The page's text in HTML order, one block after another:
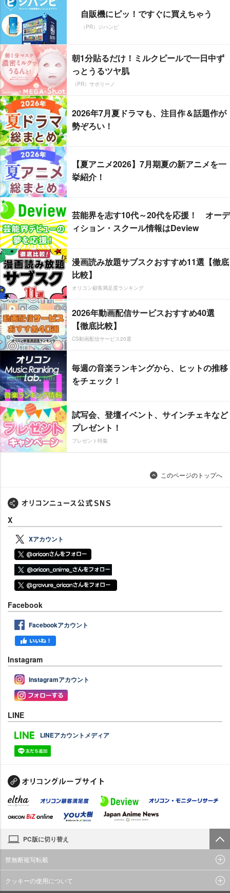
自販機にピッ！ですぐに買えちゃう
（PR）ジハンピ
朝1分貼るだけ！ミルクピールで一日中ず
っとうるツヤ肌
（PR）サボリーノ
2026年7月夏ドラマも、注目作＆話題作が
勢ぞろい！
【夏アニメ2026】7月期夏の新アニメを一
挙紹介！
芸能界を志す10代～20代を応援！ オーデ
ィション・スクール情報はDeview
漫画読み放題サブスクおすすめ11選【徹底
比較】
オリコン顧客満足度ランキング
2026年動画配信サービスおすすめ40選
【徹底比較】
CS動画配信サービス20選
毎週の音楽ランキングから、ヒットの推移
をチェック！
試写会、登壇イベント、サインチェキなど
プレゼント！
プレゼント特集
このページのトップへ
X
Xアカウント
Facebook
Facebookアカウント
Instagram
Instagramアカウント
LINE
LINEアカウントメディア
PC版に切り替え
禁無断複写転載
クッキーの使用について